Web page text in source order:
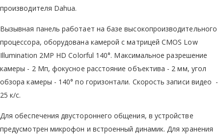
производителя Dahua.
Вызывная панель работает на базе высокопроизводительного
процессора, оборудована камерой с матрицей CMOS Low
Illumination 2MP HD Colorful 140°. Максимальное разрешение
камеры - 2 Мп, фокусное расстояние объектива - 2 мм, угол
обзора камеры - 140° по горизонтали. Скорость записи видео -
25 к/с.
Для обеспечения двустороннего общения, в устройстве
предусмотрен микрофон и встроенный динамик. Для хранения